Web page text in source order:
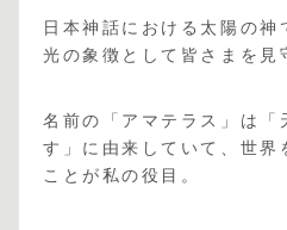
日本神話における太陽の神
光の象徴として皆さまを見
名前の「アマテラス」は「
す」に由来していて、世界
ことが私の役目。